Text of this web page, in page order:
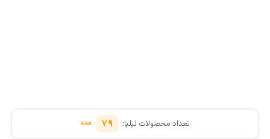
تعداد محصولات لیلیا: ۷۹ عدد